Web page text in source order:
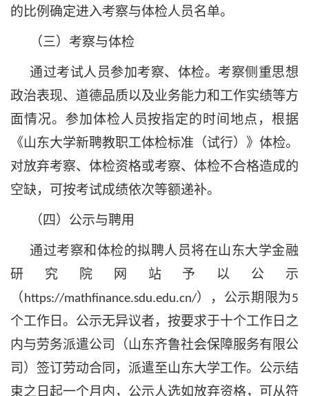
的比例确定进入考察与体检人员名单。
（三）考察与体检
通过考试人员参加考察、体检。考察侧重思想
政治表现、道德品质以及业务能力和工作实绩等方
面情况。参加体检人员按指定的时间地点，根据
《山东大学新聘教职工体检标准（试行）》体检。
对放弃考察、体检资格或考察、体检不合格造成的
空缺，可按考试成绩依次等额递补。
（四）公示与聘用
通过考察和体检的拟聘人员将在山东大学金融
研究院
网站予以公示
（ https://mathfinance.sdu.edu.cn/），公示期限为 5
个工作日。公示无异议者，按要求于十个工作日之
内与劳务派遣公司（山东齐鲁社会保障服务有限公
司）签订劳动合同，派遣至山东大学工作。公示结
束之日起一个月内，公示人选如放弃资格，可从符